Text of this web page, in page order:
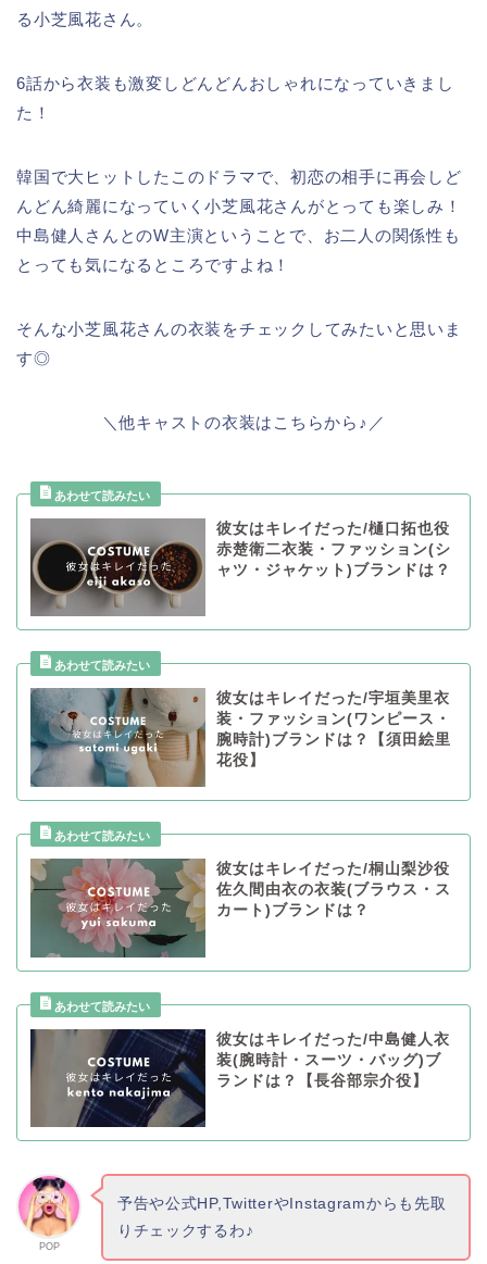
る小芝風花さん。
6話から衣装も激変しどんどんおしゃれになっていきまし
た！
韓国で大ヒットしたこのドラマで、初恋の相手に再会しど
んどん綺麗になっていく小芝風花さんがとっても楽しみ！
中島健人さんとのW主演ということで、お二人の関係性も
とっても気になるところですよね！
そんな小芝風花さんの衣装をチェックしてみたいと思いま
す◎
＼他キャストの衣装はこちらから♪／
彼女はキレイだった/樋口拓也役
赤楚衛二衣装・ファッション(シ
ャツ・ジャケット)ブランドは？
彼女はキレイだった/宇垣美里衣
装・ファッション(ワンピース・
腕時計)ブランドは？【須田絵里
花役】
彼女はキレイだった/桐山梨沙役
佐久間由衣の衣装(ブラウス・ス
カート)ブランドは？
彼女はキレイだった/中島健人衣
装(腕時計・スーツ・バッグ)ブ
ランドは？【長谷部宗介役】
POP
予告や公式HP,TwitterやInstagramからも先取
りチェックするわ♪